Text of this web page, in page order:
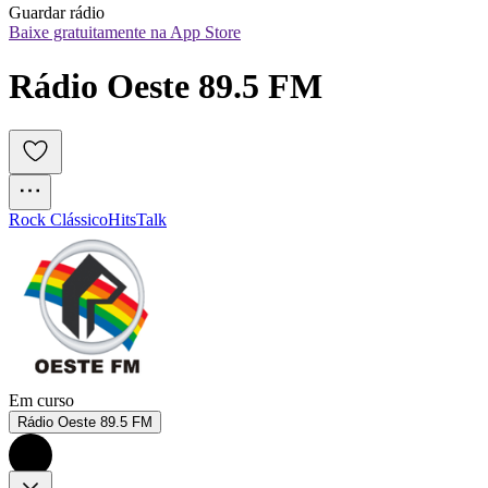
Guardar rádio
Baixe gratuitamente na App Store
Rádio Oeste 89.5 FM
Rock ClássicoHitsTalk
Em curso
Rádio Oeste 89.5 FM